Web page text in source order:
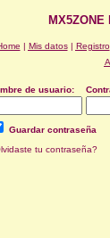
| Mis datos| Registro
de usuario:
Guardar contraseña
tu contraseña?